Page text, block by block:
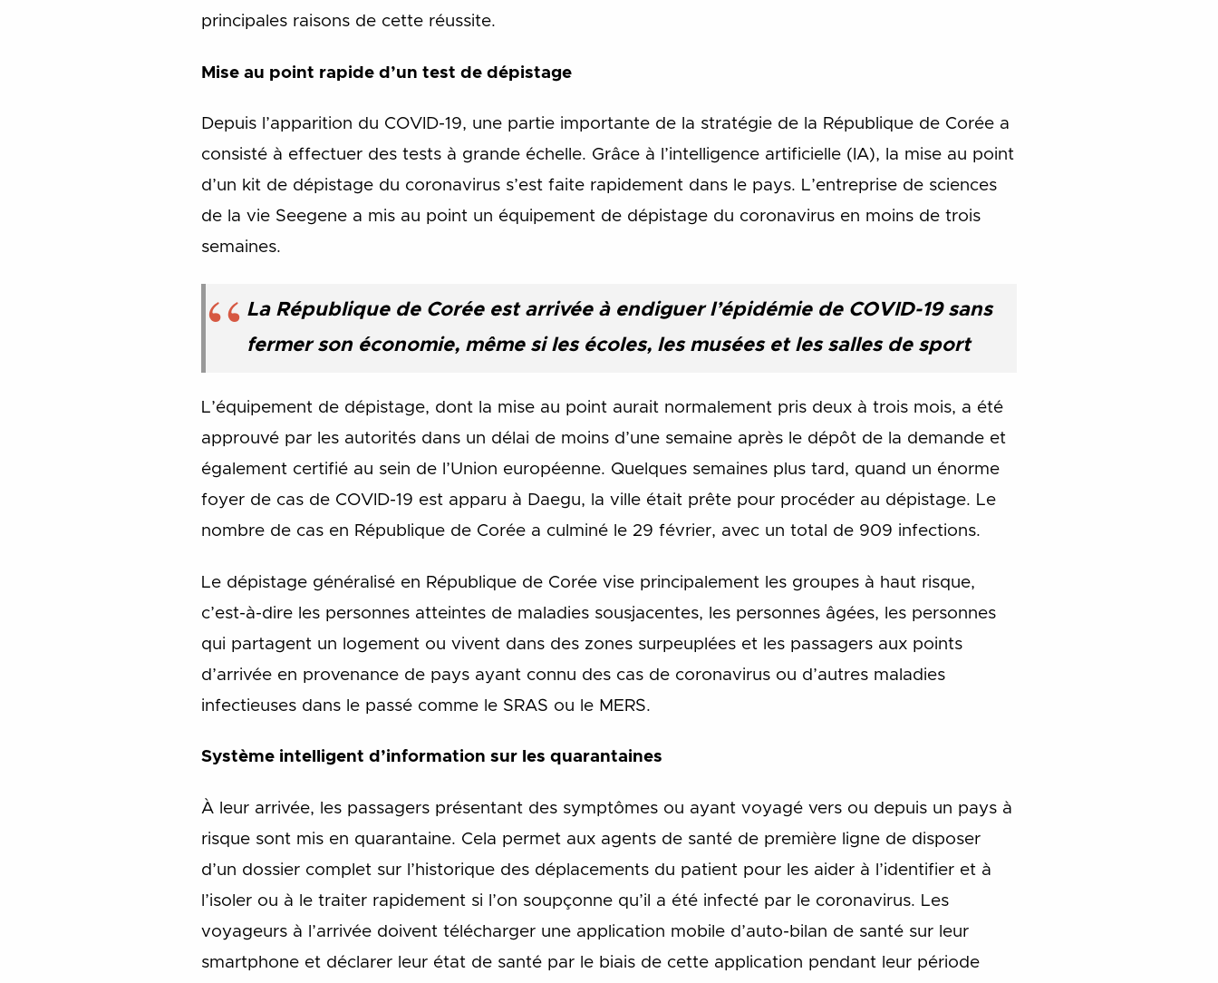
principales raisons de cette réussite.
Mise au point rapide d’un test de dépistage
Depuis l’apparition du COVID-19, une partie importante de la stratégie de la République de Corée a
consisté à effectuer des tests à grande échelle. Grâce à l’intelligence artificielle (IA), la mise au point
d’un kit de dépistage du coronavirus s’est faite rapidement dans le pays. L’entreprise de sciences
de la vie Seegene a mis au point un équipement de dépistage du coronavirus en moins de trois
semaines.
La République de Corée est arrivée à endiguer l’épidémie de COVID-19 sans
fermer son économie, même si les écoles, les musées et les salles de sport
L’équipement de dépistage, dont la mise au point aurait normalement pris deux à trois mois, a été
approuvé par les autorités dans un délai de moins d’une semaine après le dépôt de la demande et
également certifié au sein de l’Union européenne. Quelques semaines plus tard, quand un énorme
foyer de cas de COVID-19 est apparu à Daegu, la ville était prête pour procéder au dépistage. Le
nombre de cas en République de Corée a culminé le 29 février, avec un total de 909 infections.
Le dépistage généralisé en République de Corée vise principalement les groupes à haut risque,
c’est-à-dire les personnes atteintes de maladies sousjacentes, les personnes âgées, les personnes
qui partagent un logement ou vivent dans des zones surpeuplées et les passagers aux points
d’arrivée en provenance de pays ayant connu des cas de coronavirus ou d’autres maladies
infectieuses dans le passé comme le SRAS ou le MERS.
Système intelligent d’information sur les quarantaines
À leur arrivée, les passagers présentant des symptômes ou ayant voyagé vers ou depuis un pays à
risque sont mis en quarantaine. Cela permet aux agents de santé de première ligne de disposer
d’un dossier complet sur l’historique des déplacements du patient pour les aider à l’identifier et à
l’isoler ou à le traiter rapidement si l’on soupçonne qu’il a été infecté par le coronavirus. Les
voyageurs à l’arrivée doivent télécharger une application mobile d’auto-bilan de santé sur leur
smartphone et déclarer leur état de santé par le biais de cette application pendant leur période